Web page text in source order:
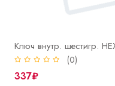
Ключ внутр. шестигр.
(0)
337₽